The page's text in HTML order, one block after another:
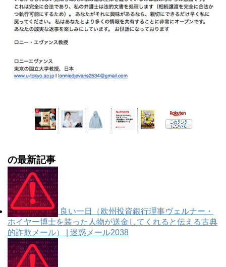
の最新記事
良い一日（欧州投資銀行理事ヴェルナー・
ホイヤー博士を装った人物が送金してくれると伝える古典
的詐欺メール） | 迷惑メール2038